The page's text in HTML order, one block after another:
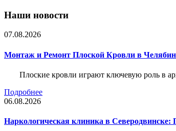
Наши новости
07.08.2026
Монтаж и Ремонт Плоской Кровли в
Плоские кровли играют ключевую роль в
Подробнее
06.08.2026
Наркологическая клиника в